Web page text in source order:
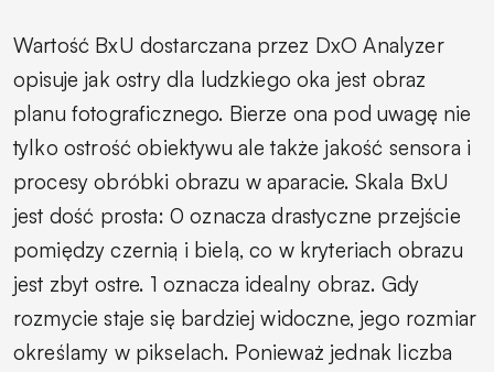
Wartość BxU dostarczana przez DxO Analyzer
opisuje jak ostry dla ludzkiego oka jest obraz
planu fotograficznego. Bierze ona pod uwagę nie
tylko ostrość obiektywu ale także jakość sensora i
procesy obróbki obrazu w aparacie. Skala BxU
jest dość prosta: 0 oznacza drastyczne przejście
pomiędzy czernią i bielą, co w kryteriach obrazu
jest zbyt ostre. 1 oznacza idealny obraz. Gdy
rozmycie staje się bardziej widoczne, jego rozmiar
określamy w pikselach. Ponieważ jednak liczba